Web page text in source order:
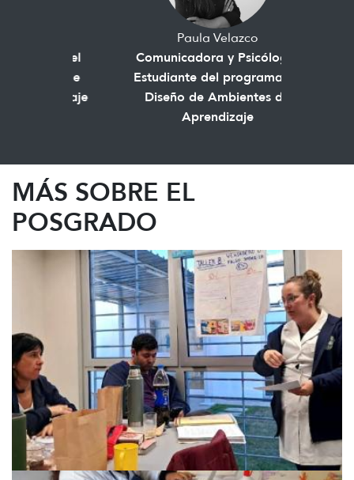
que pongamos pienso y foco en el
usuario. Los profesores además
compartieron sus propias
experiencias de trabajos
realizados, aciertos y aspectos a
mejorar, lo que para mi fue muy
Paula Velazco
Comunicadora y Psicóloga.
Estudiante del programa en
Diseño de Ambientes de
Aprendizaje
MÁS SOBRE EL
POSGRADO